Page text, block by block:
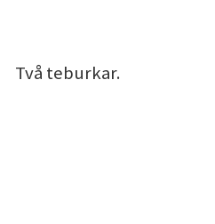
Två teburkar.